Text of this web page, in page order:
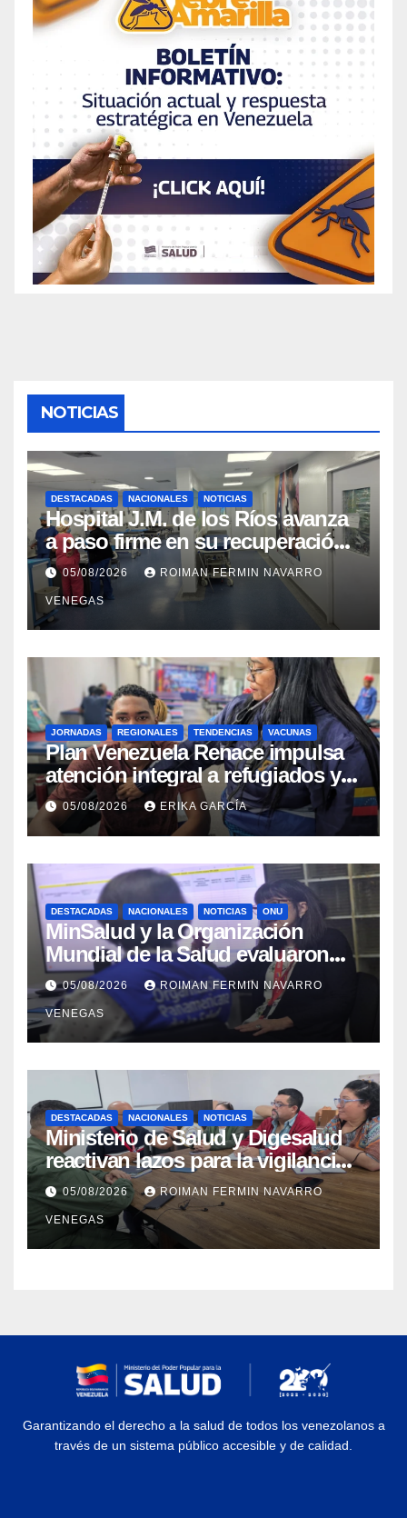
NOTICIAS
DESTACADAS NACIONALES NOTICIAS
Hospital J.M. de los Ríos avanza
a paso firme en su recuperación
tras los recientes eventos
sísmicos
05/08/2026 ROIMAN FERMIN NAVARRO
VENEGAS
JORNADAS REGIONALES TENDENCIAS VACUNAS
​Plan Venezuela Renace impulsa
atención integral a refugiados y
evaluación de vacunación en
Aragua
05/08/2026 ERIKA GARCÍA
DESTACADAS NACIONALES NOTICIAS ONU
MinSalud y la Organización
Mundial de la Salud evaluaron
propuesta técnica integral en
materia de agua saneamiento e
higiene ante contingencia
sísmica
05/08/2026 ROIMAN FERMIN NAVARRO
VENEGAS
DESTACADAS NACIONALES NOTICIAS
Ministerio de Salud y Digesalud
reactivan lazos para la vigilancia
epidemiológica y el control de
enfermedades
05/08/2026 ROIMAN FERMIN NAVARRO
VENEGAS
Garantizando el derecho a la salud de todos los venezolanos a
través de un sistema público accesible y de calidad.